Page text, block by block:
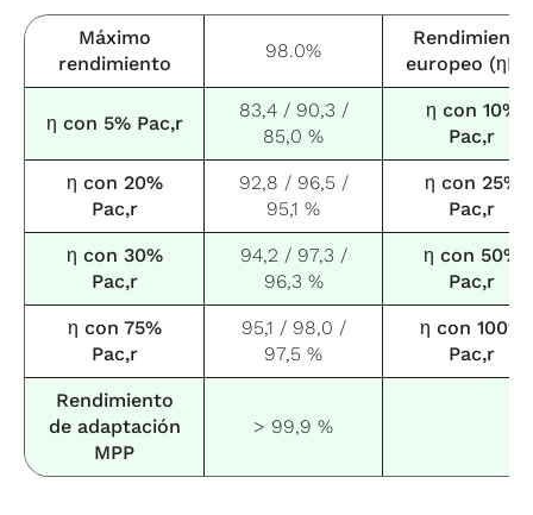
Máximo
rendimiento
98.0%
Rendimiento
europeo
η con 5% Pac,r
83,4 / 90,3 /
85,0 %
η con 10%
Pac,r
η con 20%
Pac,r
92,8 / 96,5 /
95,1 %
η con 25%
Pac,r
η con 30%
Pac,r
94,2 / 97,3 /
96,3 %
η con 50%
Pac,r
η con 75%
Pac,r
95,1 / 98,0 /
97,5 %
η con 100%
Pac,r
Rendimiento
de adaptación
MPP
> 99,9 %